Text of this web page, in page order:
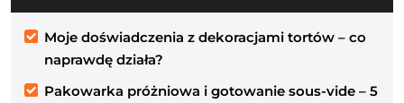
Moje doświadczenia z dekoracjami tortów – co
naprawdę działa?
Pakowarka próżniowa i gotowanie sous-vide – 5